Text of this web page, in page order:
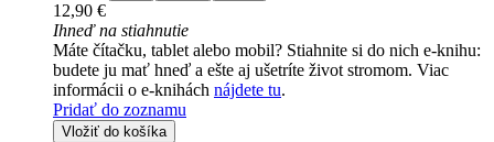
12,90 €
Ihneď na stiahnutie
Máte čítačku, tablet alebo mobil? Stiahnite si do nich e-knihu:
budete ju mať hneď a ešte aj ušetríte život stromom. Viac
informácii o e-knihách nájdete tu.
Pridať do zoznamu
Vložiť do košíka